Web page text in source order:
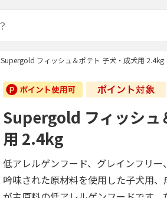
Supergold フィッシュ＆ポテト 子犬・成犬用 2.4kg
Supergold フィッシュ
用 2.4kg
低アレルゲンフード、グレインフリ
吟味された原材料を使用した子犬用